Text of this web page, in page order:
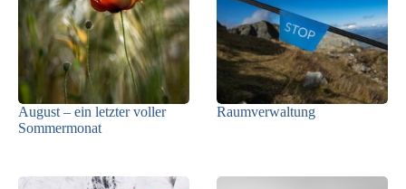
August – ein letzter voller
Sommermonat
Raumverwaltung